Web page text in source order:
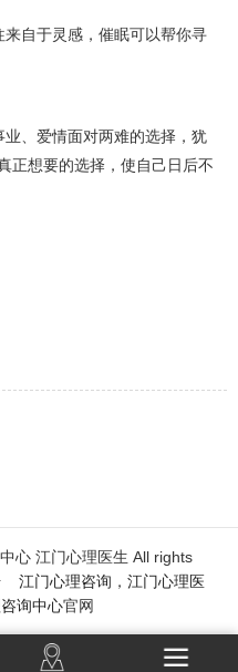
自于灵感，催眠可以帮你寻
、爱情面对两难的选择，犹
正想要的选择，使自己日后不
心 江门心理医生 All rights
江门心理咨询 ， 江门心理医
询中心官网